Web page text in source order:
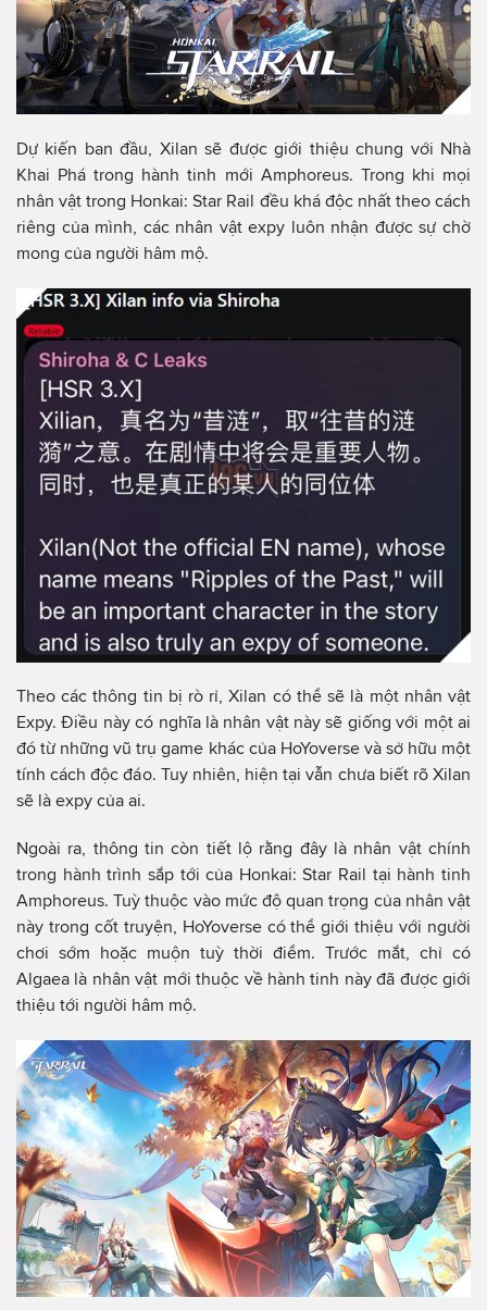
Dự kiến ban đầu, Xilan sẽ được giới thiệu chung với Nhà
Khai Phá trong hành tinh mới Amphoreus. Trong khi mọi
nhân vật trong Honkai: Star Rail đều khá độc nhất theo cách
riêng của mình, các nhân vật expy luôn nhận được sự chờ
mong của người hâm mộ.
Theo các thông tin bị rò rỉ, Xilan có thể sẽ là một nhân vật
Expy. Điều này có nghĩa là nhân vật này sẽ giống với một ai
đó từ những vũ trụ game khác của HoYoverse và sở hữu một
tính cách độc đáo. Tuy nhiên, hiện tại vẫn chưa biết rõ Xilan
sẽ là expy của ai.
Ngoài ra, thông tin còn tiết lộ rằng đây là nhân vật chính
trong hành trình sắp tới của Honkai: Star Rail tại hành tinh
Amphoreus. Tuỳ thuộc vào mức độ quan trọng của nhân vật
này trong cốt truyện, HoYoverse có thể giới thiệu với người
chơi sớm hoặc muộn tuỳ thời điểm. Trước mắt, chỉ có
Algaea là nhân vật mới thuộc về hành tinh này đã được giới
thiệu tới người hâm mộ.